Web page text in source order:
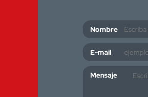
Nombre
E-mail
Mensaje